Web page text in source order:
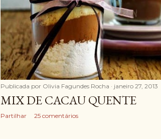
Publicada por Olivia Fagundes Rocha janeiro 27, 2013
MIX DE CACAU QUENTE
Partilhar 25 comentários